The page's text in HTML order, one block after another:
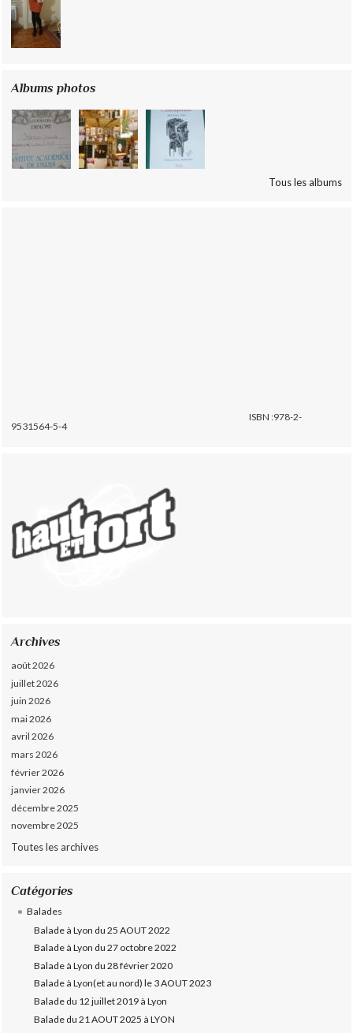
Albums photos
Tous les albums
ISBN :978-2-
9531564-5-4
Archives
août 2026
juillet 2026
juin 2026
mai 2026
avril 2026
mars 2026
février 2026
janvier 2026
décembre 2025
novembre 2025
Toutes les archives
Catégories
Balades
Balade à Lyon du 25 AOUT 2022
Balade à Lyon du 27 octobre 2022
Balade à Lyon du 28 février 2020
Balade à Lyon(et au nord) le 3 AOUT 2023
Balade du 12 juillet 2019 à Lyon
Balade du 21 AOUT 2025 à LYON